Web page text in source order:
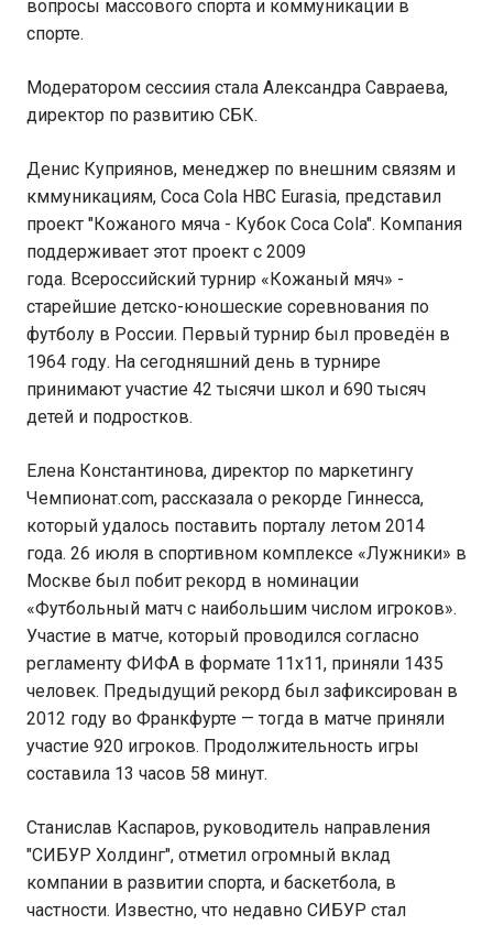
вопросы массового спорта и коммуникации в
спорте.
Модератором сессиия стала Александра Савраева,
директор по развитию СБК.
Денис Куприянов, менеджер по внешним связям и
кммуникациям, Coca Cola HBC Eurasia, представил
проект "Кожаного мяча - Кубок Coca Cola". Компания
поддерживает этот проект с 2009
года. Всероссийский турнир «Кожаный мяч» -
старейшие детско-юношеские соревнования по
футболу в России. Первый турнир был проведён в
1964 году. На сегодняшний день в турнире
принимают участие 42 тысячи школ и 690 тысяч
детей и подростков.
Елена Константинова, директор по маркетингу
Чемпионат.com, рассказала о рекорде Гиннесса,
который удалось поставить порталу летом 2014
года. 26 июля в спортивном комплексе «Лужники» в
Москве был побит рекорд в номинации
«Футбольный матч с наибольшим числом игроков».
Участие в матче, который проводился согласно
регламенту ФИФА в формате 11х11, приняли 1435
человек. Предыдущий рекорд был зафиксирован в
2012 году во Франкфурте — тогда в матче приняли
участие 920 игроков. Продолжительность игры
составила 13 часов 58 минут.
Станислав Каспаров, руководитель направления
"СИБУР Холдинг", отметил огромный вклад
компании в развитии спорта, и баскетбола, в
частности. Известно, что недавно СИБУР стал